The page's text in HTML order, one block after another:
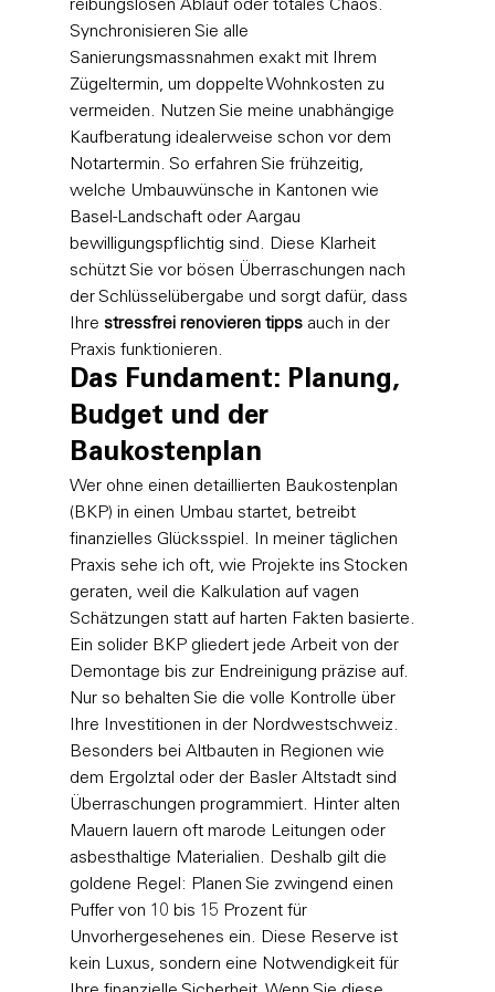
reibungslosen Ablauf oder totales Chaos.
Synchronisieren Sie alle
Sanierungsmassnahmen exakt mit Ihrem
Zügeltermin, um doppelte Wohnkosten zu
vermeiden. Nutzen Sie meine unabhängige
Kaufberatung idealerweise schon vor dem
Notartermin. So erfahren Sie frühzeitig,
welche Umbauwünsche in Kantonen wie
Basel-Landschaft oder Aargau
bewilligungspflichtig sind. Diese Klarheit
schützt Sie vor bösen Überraschungen nach
der Schlüsselübergabe und sorgt dafür, dass
Ihre stressfrei renovieren tipps auch in der
Praxis funktionieren.
Das Fundament: Planung,
Budget und der
Baukostenplan
Wer ohne einen detaillierten Baukostenplan
(BKP) in einen Umbau startet, betreibt
finanzielles Glücksspiel. In meiner täglichen
Praxis sehe ich oft, wie Projekte ins Stocken
geraten, weil die Kalkulation auf vagen
Schätzungen statt auf harten Fakten basierte.
Ein solider BKP gliedert jede Arbeit von der
Demontage bis zur Endreinigung präzise auf.
Nur so behalten Sie die volle Kontrolle über
Ihre Investitionen in der Nordwestschweiz.
Besonders bei Altbauten in Regionen wie
dem Ergolztal oder der Basler Altstadt sind
Überraschungen programmiert. Hinter alten
Mauern lauern oft marode Leitungen oder
asbesthaltige Materialien. Deshalb gilt die
goldene Regel: Planen Sie zwingend einen
Puffer von 10 bis 15 Prozent für
Unvorhergesehenes ein. Diese Reserve ist
kein Luxus, sondern eine Notwendigkeit für